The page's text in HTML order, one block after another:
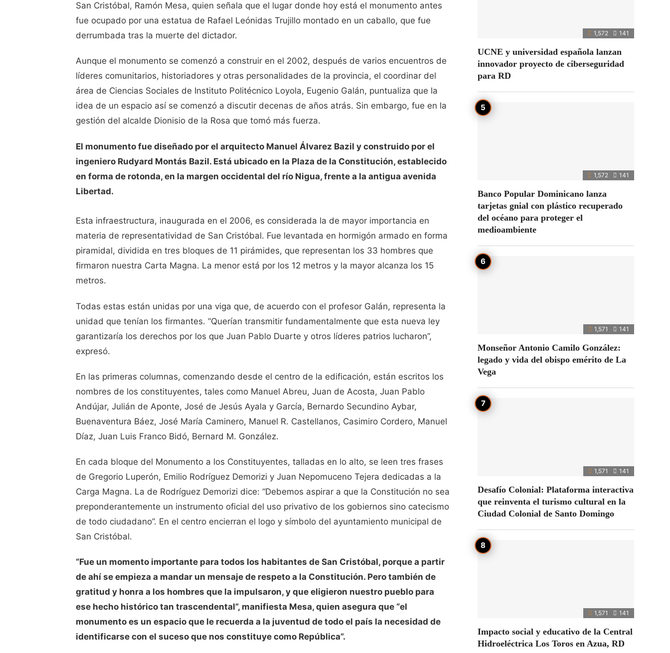
San Cristóbal, Ramón Mesa, quien señala que el lugar donde hoy está el monumento antes
fue ocupado por una estatua de Rafael Leónidas Trujillo montado en un caballo, que fue
derrumbada tras la muerte del dictador.
Aunque el monumento se comenzó a construir en el 2002, después de varios encuentros de
líderes comunitarios, historiadores y otras personalidades de la provincia, el coordinar del
área de Ciencias Sociales de Instituto Politécnico Loyola, Eugenio Galán, puntualiza que la
idea de un espacio así se comenzó a discutir decenas de años atrás. Sin embargo, fue en la
gestión del alcalde Dionisio de la Rosa que tomó más fuerza.
El monumento fue diseñado por el arquitecto Manuel Álvarez Bazil y construido por el
ingeniero Rudyard Montás Bazil. Está ubicado en la Plaza de la Constitución, establecido
en forma de rotonda, en la margen occidental del río Nigua, frente a la antigua avenida
Libertad.
Esta infraestructura, inaugurada en el 2006, es considerada la de mayor importancia en
materia de representatividad de San Cristóbal. Fue levantada en hormigón armado en forma
piramidal, dividida en tres bloques de 11 pirámides, que representan los 33 hombres que
firmaron nuestra Carta Magna. La menor está por los 12 metros y la mayor alcanza los 15
metros.
Todas estas están unidas por una viga que, de acuerdo con el profesor Galán, representa la
unidad que tenían los firmantes. “Querían transmitir fundamentalmente que esta nueva ley
garantizaría los derechos por los que Juan Pablo Duarte y otros líderes patrios lucharon”,
expresó.
En las primeras columnas, comenzando desde el centro de la edificación, están escritos los
nombres de los constituyentes, tales como Manuel Abreu, Juan de Acosta, Juan Pablo
Andújar, Julián de Aponte, José de Jesús Ayala y García, Bernardo Secundino Aybar,
Buenaventura Báez, José María Caminero, Manuel R. Castellanos, Casimiro Cordero, Manuel
Díaz, Juan Luis Franco Bidó, Bernard M. González.
En cada bloque del Monumento a los Constituyentes, talladas en lo alto, se leen tres frases
de Gregorio Luperón, Emilio Rodríguez Demorizi y Juan Nepomuceno Tejera dedicadas a la
Carga Magna. La de Rodríguez Demorizi dice: “Debemos aspirar a que la Constitución no sea
preponderantemente un instrumento oficial del uso privativo de los gobiernos sino catecismo
de todo ciudadano”. En el centro encierran el logo y símbolo del ayuntamiento municipal de
San Cristóbal.
“Fue un momento importante para todos los habitantes de San Cristóbal, porque a partir
de ahí se empieza a mandar un mensaje de respeto a la Constitución. Pero también de
gratitud y honra a los hombres que la impulsaron, y que eligieron nuestro pueblo para
ese hecho histórico tan trascendental”, manifiesta Mesa, quien asegura que “el
monumento es un espacio que le recuerda a la juventud de todo el país la necesidad de
identificarse con el suceso que nos constituye como República”.
1,572 141
UCNE y universidad española lanzan
innovador proyecto de ciberseguridad
para RD
1,572 141
Banco Popular Dominicano lanza
tarjetas gnial con plástico recuperado
del océano para proteger el
medioambiente
1,571 141
Monseñor Antonio Camilo González:
legado y vida del obispo emérito de La
Vega
1,571 141
Desafío Colonial: Plataforma interactiva
que reinventa el turismo cultural en la
Ciudad Colonial de Santo Domingo
1,571 141
Impacto social y educativo de la Central
Hidroeléctrica Los Toros en Azua, RD